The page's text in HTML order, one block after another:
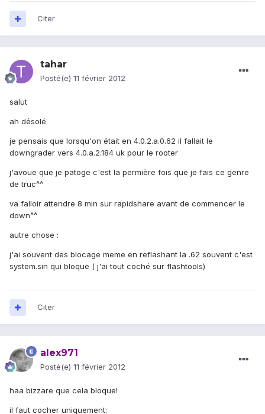
Citer
tahar
Posté(e) 11 février 2012
salut
ah désolé
je pensais que lorsqu'on était en 4.0.2.a.0.62 il fallait le
downgrader vers 4.0.a.2.184 uk pour le rooter
j'avoue que je patoge c'est la permière fois que je fais ce genre
de truc^^
va falloir attendre 8 min sur rapidshare avant de commencer le
down^^
autre chose :
j'ai souvent des blocage meme en reflashant la .62 souvent c'est
system.sin qui bloque ( j'ai tout coché sur flashtools)
Citer
alex971
Posté(e) 11 février 2012
haa bizzare que cela bloque!
il faut cocher uniquement: